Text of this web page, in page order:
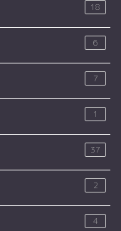
18
6
7
1
37
2
4